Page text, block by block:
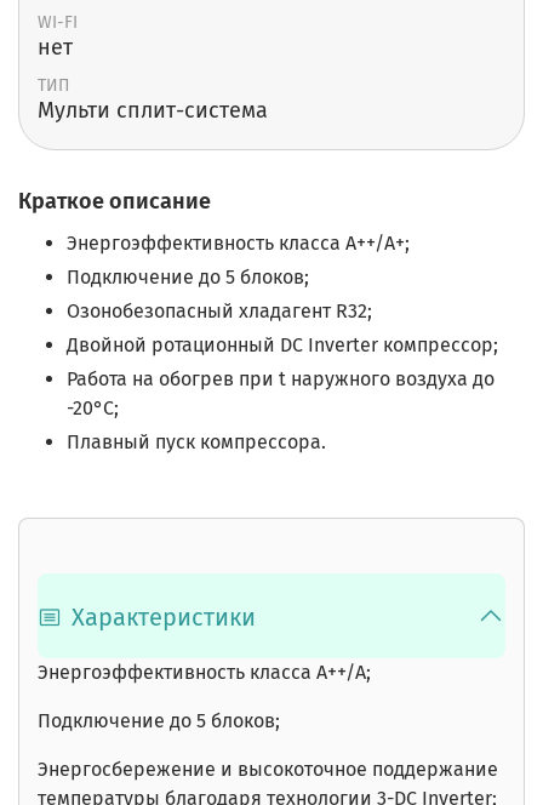
WI-FI
нет
ТИП
Мульти сплит-cистема
Краткое описание
Энергоэффективность класса А++/А+;
Подключение до 5 блоков;
Озонобезопасный хладагент R32;
Двойной ротационный DC Inverter компрессор;
Работа на обогрев при t наружного воздуха до
-20°C;
Плавный пуск компрессора.
Характеристики
Энергоэффективность класса А++/А;
Подключение до 5 блоков;
Энергосбережение и высокоточное поддержание
температуры благодаря технологии 3-DC Inverter;